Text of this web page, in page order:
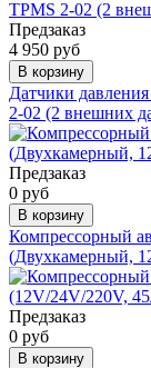
Предзаказ
4 950 руб
В корзину
Датчики
2-02 (2 внешних
Предзаказ
0 руб
В корзину
Компрессорный
(Двухкамерный,
Предзаказ
0 руб
В корзину